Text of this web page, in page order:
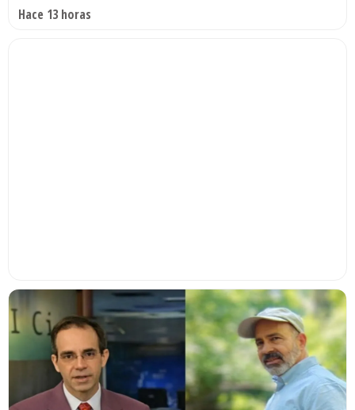
Hace 13 horas